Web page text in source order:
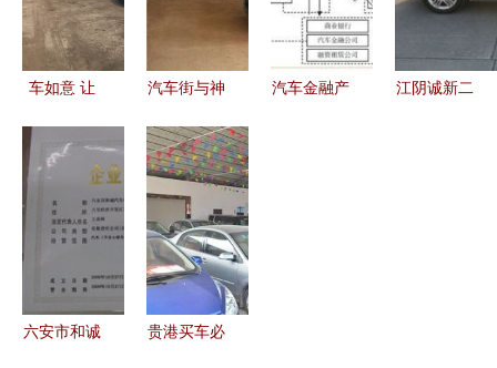
车消费新篇
章
变局
车如意 让
都称心如意
汽车街与神
强联手 优
质车源，别
再错过 |
汽车金融产
江阴诚新二
六安市和诚
贵港买车必